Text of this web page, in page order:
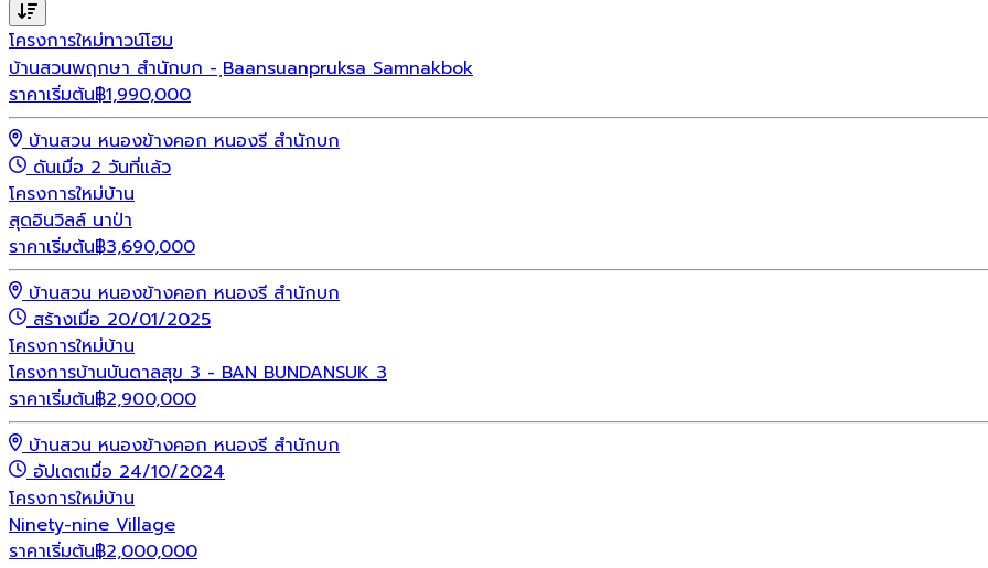
โครงการใหม่ทาวน์โฮม
บ้านสวนพฤกษา สำนักบก - ฺBaansuanpruksa Samnakbok
ราคาเริ่มต้น฿1,990,000
บ้านสวน หนองข้างคอก หนองรี สำนักบก
ดันเมื่อ 2 วันที่แล้ว
โครงการใหม่บ้าน
สุดอินวิลล์ นาป่า
ราคาเริ่มต้น฿3,690,000
บ้านสวน หนองข้างคอก หนองรี สำนักบก
สร้างเมื่อ 20/01/2025
โครงการใหม่บ้าน
โครงการบ้านบันดาลสุข 3 - BAN BUNDANSUK 3
ราคาเริ่มต้น฿2,900,000
บ้านสวน หนองข้างคอก หนองรี สำนักบก
อัปเดตเมื่อ 24/10/2024
โครงการใหม่บ้าน
Ninety-nine Village
ราคาเริ่มต้น฿2,000,000